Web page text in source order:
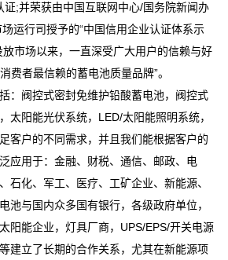
证;并荣获由中国互联网中心/国务院新闻办
运行司授予的“中国信用企业认证体系示
市场以来，一直深受广大用户的信赖与好
费者最信赖的蓄电池质量品牌”。
阀控式密封免维护铅酸蓄电池，阀控式
太阳能光伏系统，LED/太阳能照明系统，
客户的不同需求，并且我们能根据客户的
应用于：金融、财税、通信、邮政、电
石化、军工、医疗、工矿企业、新能源、
池与国内众多国有银行，各级政府单位，
阳能企业，灯具厂商，UPS/EPS/开关电源
建立了长期的合作关系，尤其在新能源项